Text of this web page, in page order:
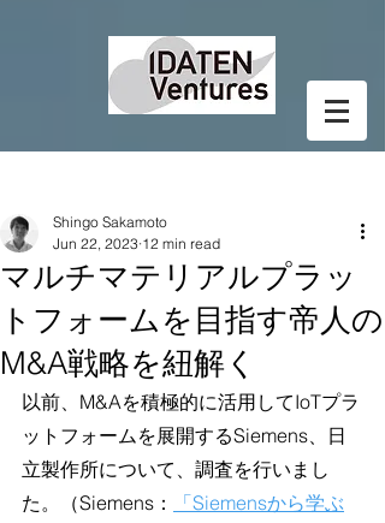
マルチマテリアルプラッ
トフォームを目指す帝人の
M&A戦略を紐解く
Shingo Sakamoto
Jun 22, 2023 12 min read
以前、M&Aを積極的に活用してIoTプラ
ットフォームを展開するSiemens、日
立製作所について、調査を行いまし
た。（Siemens：
「Siemensから学ぶ